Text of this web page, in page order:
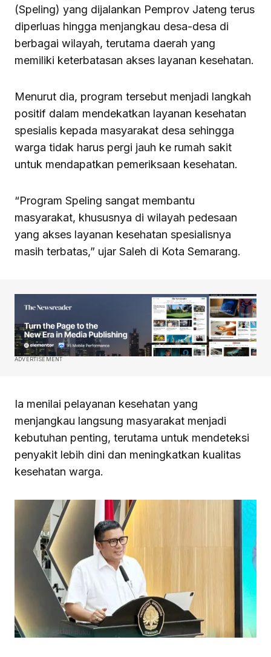
(Speling) yang dijalankan Pemprov Jateng terus
diperluas hingga menjangkau desa-desa di
berbagai wilayah, terutama daerah yang
memiliki keterbatasan akses layanan kesehatan.
Menurut dia, program tersebut menjadi langkah
positif dalam mendekatkan layanan kesehatan
spesialis kepada masyarakat desa sehingga
warga tidak harus pergi jauh ke rumah sakit
untuk mendapatkan pemeriksaan kesehatan.
“Program Speling sangat membantu
masyarakat, khususnya di wilayah pedesaan
yang akses layanan kesehatan spesialisnya
masih terbatas,” ujar Saleh di Kota Semarang.
ADVERTISEMENT
Ia menilai pelayanan kesehatan yang
menjangkau langsung masyarakat menjadi
kebutuhan penting, terutama untuk mendeteksi
penyakit lebih dini dan meningkatkan kualitas
kesehatan warga.